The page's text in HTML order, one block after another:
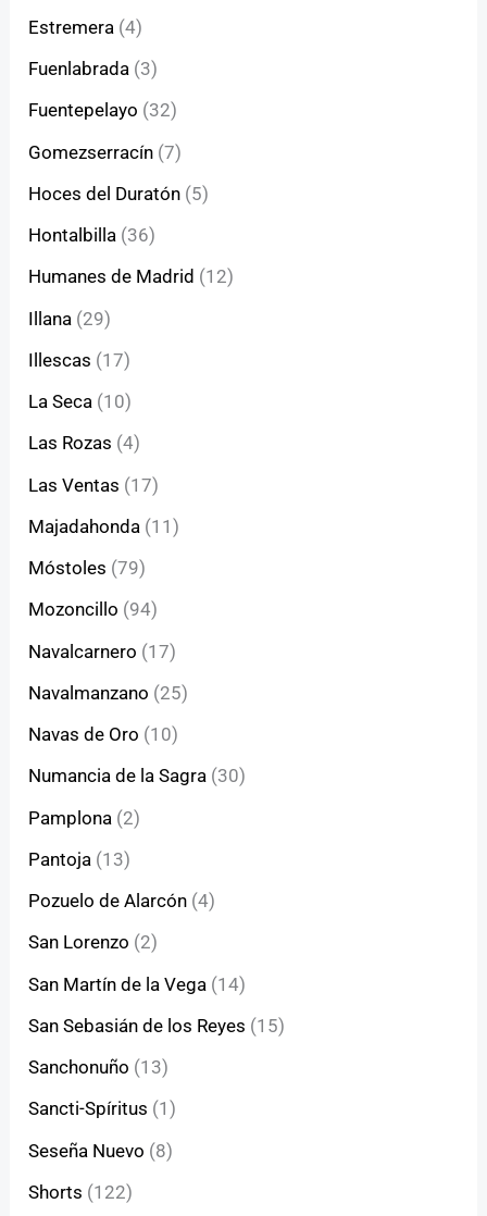
Estremera (4)
Fuenlabrada (3)
Fuentepelayo (32)
Gomezserracín (7)
Hoces del Duratón (5)
Hontalbilla (36)
Humanes de Madrid (12)
Illana (29)
Illescas (17)
La Seca (10)
Las Rozas (4)
Las Ventas (17)
Majadahonda (11)
Móstoles (79)
Mozoncillo (94)
Navalcarnero (17)
Navalmanzano (25)
Navas de Oro (10)
Numancia de la Sagra (30)
Pamplona (2)
Pantoja (13)
Pozuelo de Alarcón (4)
San Lorenzo (2)
San Martín de la Vega (14)
San Sebasián de los Reyes (15)
Sanchonuño (13)
Sancti-Spíritus (1)
Seseña Nuevo (8)
Shorts (122)